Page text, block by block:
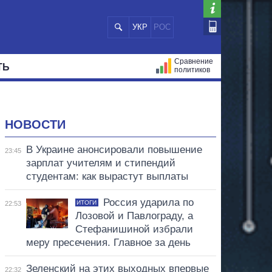
УКР РОС
Сравнение
политиков
НОВОСТИ
23:45
В Украине анонсировали повышение
зарплат учителям и стипендий
студентам: как вырастут выплаты
22:53 ИТОГИ
Россия ударила по
Лозовой и Павлограду, а
Стефанишиной избрали
меру пресечения. Главное за день
22:32
Зеленский на этих выходных впервые